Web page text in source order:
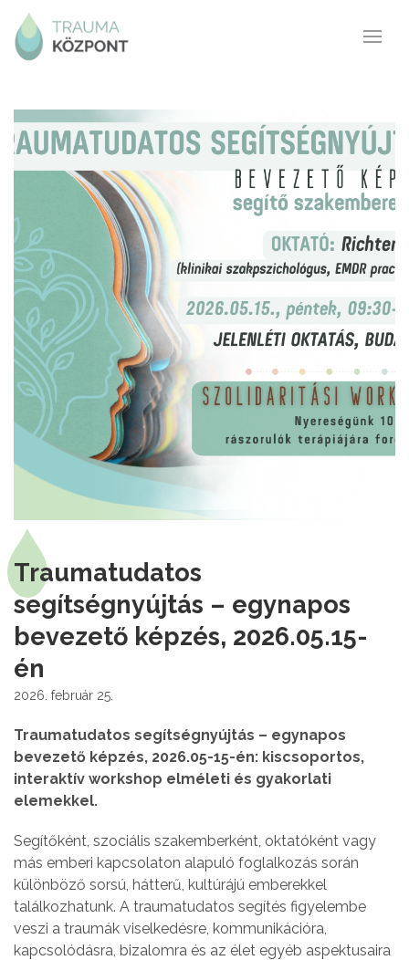
Traumatudatos
segítségnyújtás – egynapos
bevezető képzés, 2026.05.15-
én
2026. február 25.
Traumatudatos segítségnyújtás – egynapos
bevezető képzés, 2026.05-15-én: kiscsoportos,
interaktív workshop elméleti és gyakorlati
elemekkel.
Segítőként, szociális szakemberként, oktatóként vagy
más emberi kapcsolaton alapuló foglalkozás során
különböző sorsú, hátterű, kultúrájú emberekkel
találkozhatunk. A traumatudatos segítés figyelembe
veszi a traumák viselkedésre, kommunikációra,
kapcsolódásra, bizalomra és az élet egyéb aspektusaira